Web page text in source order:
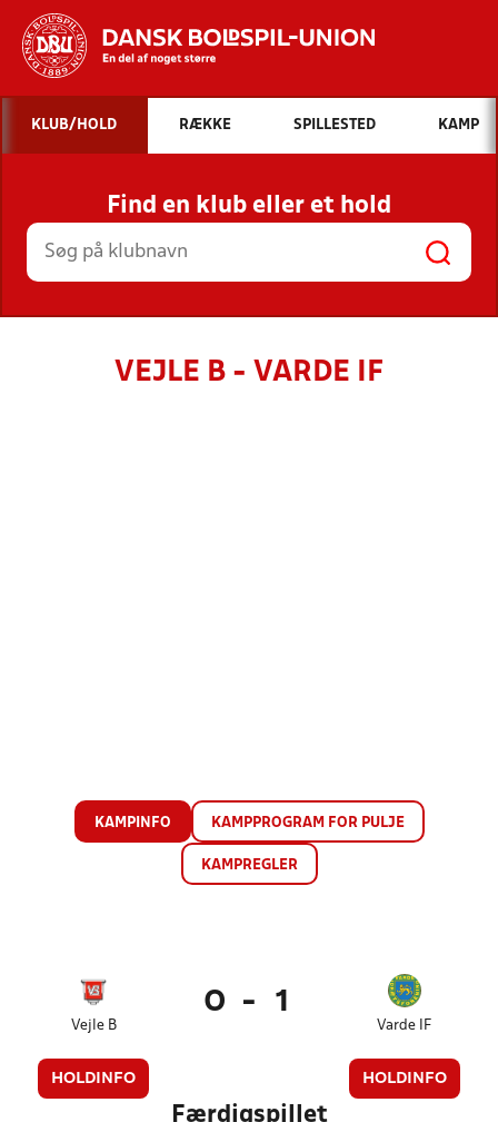
Hvad vil du søge efter?
INDHOLD OG NYHEDER
STILLINGER, RESULTATER, KLUBBER OG
HOLD
KLUB/HOLD RÆKKE SPILLESTED KAMP
Find en klub eller et hold
VEJLE B - VARDE IF
KAMPINFO KAMPPROGRAM FOR PULJE
KAMPREGLER
Vejle B
HOLDINFO
0 - 1
Varde IF
HOLDINFO
Færdigspillet